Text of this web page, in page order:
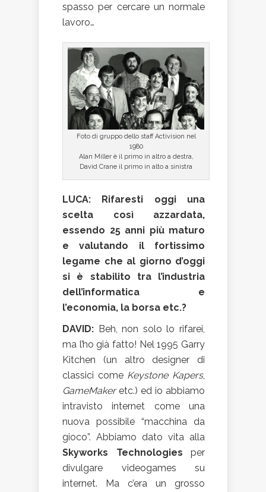
spasso per cercare un normale
lavoro…
Foto di gruppo dello staff Activision nel
1980
Alan Miller è il primo in altro a destra,
David Crane il primo in alto a sinistra
LUCA: Rifaresti oggi una
scelta così azzardata,
essendo 25 anni più maturo
e valutando il fortissimo
legame che al giorno d’oggi
si è stabilito tra l’industria
dell’informatica e
l’economia, la borsa etc.?
DAVID: Beh, non solo lo rifarei,
ma l’ho già fatto! Nel 1995 Garry
Kitchen (un altro designer di
classici come Keystone Kapers,
GameMakeretc.) ed io abbiamo
intravisto internet come una
nuova possibile “macchina da
gioco”. Abbiamo dato vita alla
Skyworks Technologies per
divulgare videogames su
internet. Ma c’era un grosso